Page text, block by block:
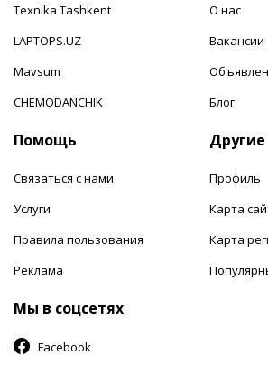
Texnika Tashkent
LAPTOPS.UZ
Mavsum
CHEMODANCHIK
О нас
Вакансии
Блог
Помощь
Связаться с нами
Услуги
Правила пользования
Реклама
Другие
Профиль
Карта
Карта
Мы в соцсетях
Facebook